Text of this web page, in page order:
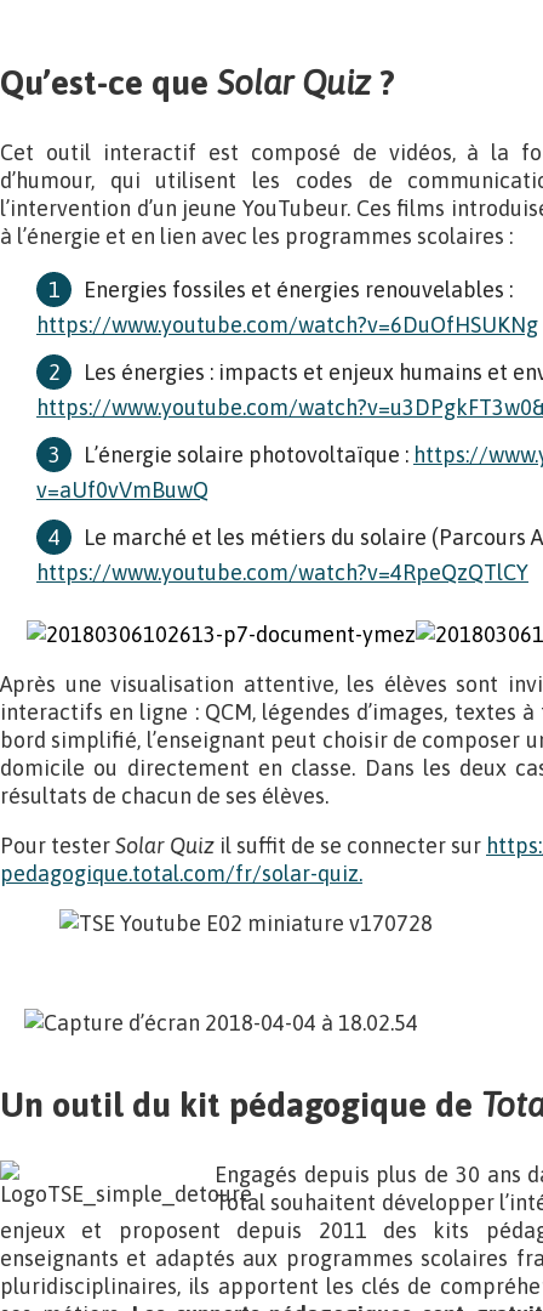
Qu’est-ce que Solar Quiz?
Cet outil interactif est composé de vidéos, à la
d’humour, qui utilisent les codes de
l’intervention d’un jeune YouTubeur. Ces films
à l’énergie et en lien avec les programmes scolaires :
Energies fossiles et énergies renouvelables :
https://www.youtube.com/watch?v=6DuOfHSUKNg
Les énergies : impacts et enjeux humains et
https://www.youtube.com/
L’énergie solaire photovoltaïque : https://
v=aUf0vVmBuwQ
Le marché et les métiers du solaire (Parcours
https://www.youtube.com/watch?v=4RpeQzQTlCY
Après une visualisation attentive, les élèves sont
interactifs en ligne : QCM, légendes d’images, textes
bord simplifié, l’enseignant peut choisir de composer
domicile ou directement en classe. Dans les deux
résultats de chacun de ses élèves.
Pour testerSolar Quiz il suffit de se connecter sur
pedagogique.total.com/fr/solar-quiz.
Un outil du kit pédagogique de
Engagés depuis plus de 30 ans
Total souhaitent développer
enjeux et proposent depuis 2011 des kits
enseignants et adaptés aux programmes scolaires
pluridisciplinaires, ils apportent les clés de